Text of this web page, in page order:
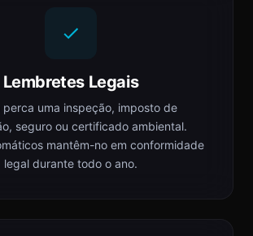
Lembretes Legais
perca uma inspeção, imposto de
seguro ou certificado ambiental.
mantêm-no em conformidade
legal durante todo o ano.